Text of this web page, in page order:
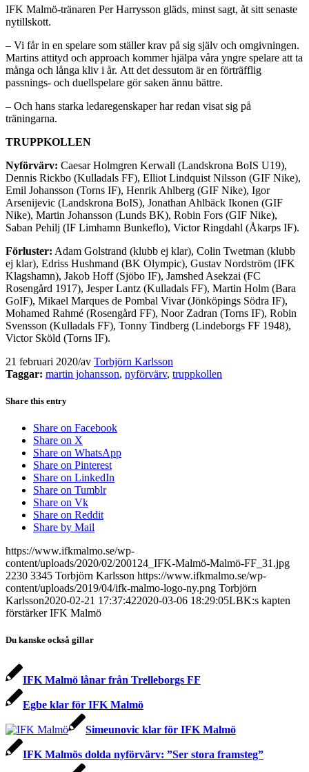
IFK Malmö-tränaren Per Harrysson gläds, minst sagt, åt sitt senaste
nytillskott.
– Vi får in en spelare som ställer krav på sig själv och omgivningen.
Martins attityd och approach kommer hjälpa våra yngre spelare att ta
många och långa kliv i år. Att det dessutom är en förträfflig
passnings- och duellspelare gör saken ännu bättre.
– Och hans starka ledaregenskaper har redan visat sig på
träningarna.
TRUPPKOLLEN
Nyförvärv: Caesar Holmgren Kerwall (Landskrona BoIS U19),
Dennis Rickbo (Kulladals FF), Elliot Lindquist Nilsson (GIF Nike),
Emil Johansson (Torns IF), Henrik Ahlberg (GIF Nike), Igor
Arsenijevic (Landskrona BoIS), Jonathan Ahlbäck Ikonen (GIF
Nike), Martin Johansson (Lunds BK), Robin Fors (GIF Nike),
Saban Pehilj (IF Limhamn Bunkeflo), Victor Ringdahl (Åkarps IF).
Förluster: Adam Golstrand (klubb ej klar), Colin Twetman (klubb
ej klar), Edriss Hushmand (BK Olympic), Gustav Nordström (IFK
Klagshamn), Jakob Hoff (Sjöbo IF), Jamshed Asekzai (FC
Rosengård 1917), Jesper Lantz (Kulladals FF), Martin Holm (Bara
GoIF), Mikael Marques de Pombal Vivar (Jönköpings Södra IF),
Mohamed Rahmé (Rosengård FF), Noor Zadran (Torns IF), Robin
Svensson (Kulladals FF), Tonny Tindberg (Lindeborgs FF 1948),
Victor Sköld (Torns IF).
21 februari 2020/av Torbjörn Karlsson
Taggar: martin johansson, nyförvärv, truppkollen
Share this entry
Share on Facebook
Share on X
Share on WhatsApp
Share on Pinterest
Share on LinkedIn
Share on Tumblr
Share on Vk
Share on Reddit
Share by Mail
https://www.ifkmalmo.se/wp-
content/uploads/2020/02/200124_IFK-Malmö-Malmö-FF_31.jpg
2230 3345 Torbjörn Karlsson https://www.ifkmalmo.se/wp-
content/uploads/2019/04/ifk-malmo-logo-ny.png Torbjörn
Karlsson2020-02-21 17:37:422020-03-06 18:29:05LBK:s kapten
förstärker IFK Malmö
Du kanske också gillar
IFK Malmö lånar från Trelleborgs FF
Egbe klar för IFK Malmö
Simeunovic klar för IFK Malmö
IFK Malmös dolda nyförvärv: ”Ser stora framsteg”